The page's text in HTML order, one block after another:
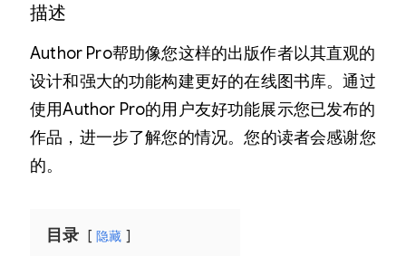
r
e
s
s
A
u
描述
Author Pro帮助像您这样的出版作者以其直观的
设计和强大的功能构建更好的在线图书库。通过
使用Author Pro的用户友好功能展示您已发布的
作品，进一步了解您的情况。您的读者会感谢您
的。
目录 隐藏